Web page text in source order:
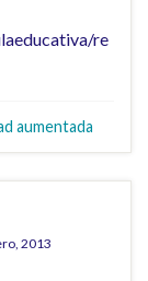
re
aumentada
2013